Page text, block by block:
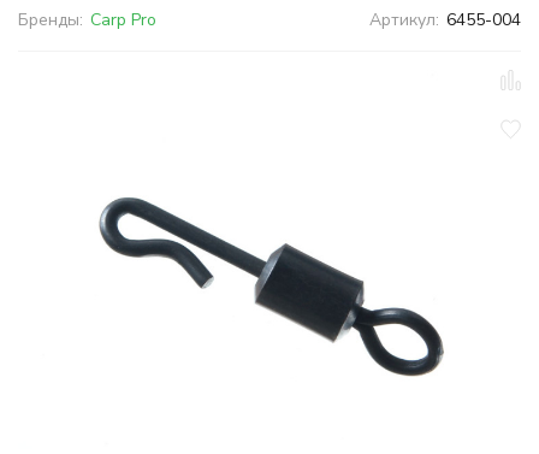
Бренды: Carp Pro Артикул: 6455-004